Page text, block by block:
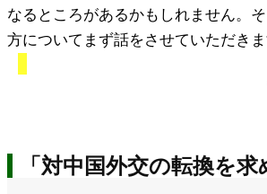
なるところがあるかもしれません。
方についてまず話をさせていただき
「対中国外交の転換を